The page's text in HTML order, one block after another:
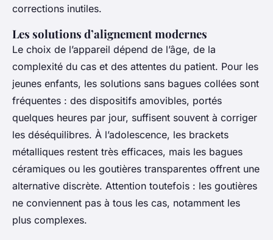
corrections inutiles.
Les solutions d’alignement modernes
Le choix de l’appareil dépend de l’âge, de la
complexité du cas et des attentes du patient. Pour les
jeunes enfants, les solutions sans bagues collées sont
fréquentes : des dispositifs amovibles, portés
quelques heures par jour, suffisent souvent à corriger
les déséquilibres. À l’adolescence, les brackets
métalliques restent très efficaces, mais les bagues
céramiques ou les goutières transparentes offrent une
alternative discrète. Attention toutefois : les goutières
ne conviennent pas à tous les cas, notamment les
plus complexes.